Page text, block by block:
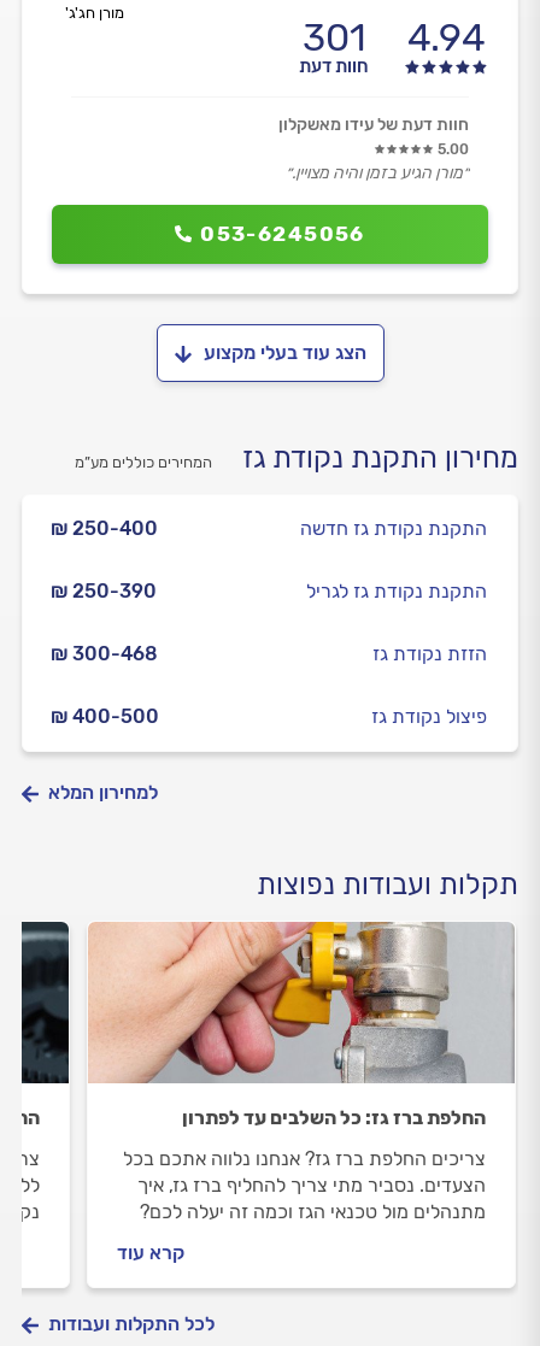
מורן חג'ג'
4.94
301
חוות דעת
053-6245056
חוות דעת של עידו מאשקלון
5.00
״מורן הגיע בזמן והיה מצויין.״
הצג עוד בעלי מקצוע
מחירון התקנת נקודת גז המחירים כוללים מע”מ
₪ 250-400 התקנת נקודת גז חדשה
₪ 250-390 התקנת נקודת גז לגריל
₪ 300-468 הזזת נקודת גז
₪ 400-500 פיצול נקודת גז
למחירון המלא
תקלות ועבודות נפוצות
החלפת ברז גז: כל השלבים עד לפתרון
צריכים החלפת ברז גז? אנחנו נלווה אתכם בכל
הצעדים. נסביר מתי צריך להחליף ברז גז, איך
מתנהלים מול טכנאי הגז וכמה זה יעלה לכם?
קרא עוד
לכל התקלות ועבודות